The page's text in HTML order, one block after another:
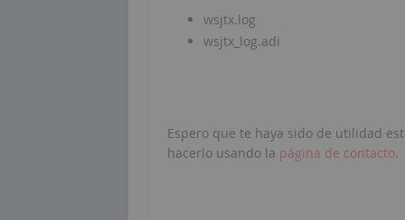
wsjtx.log
wsjtx_log.adi
Espero que te haya sido de utilidad
hacerlo usando la página de contacto.